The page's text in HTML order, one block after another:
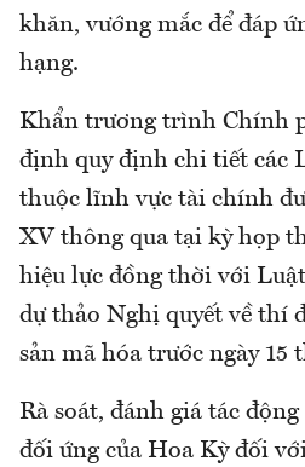
khăn, vướng mắc để đáp
hạng.
Khẩn trương trình Chính
định quy định chi tiết các
thuộc lĩnh vực tài chính
XV thông qua tại kỳ họp
hiệu lực đồng thời với
dự thảo Nghị quyết về thí
sản mã hóa trước ngày 15
Rà soát, đánh giá tác
đối ứng của Hoa Kỳ đối